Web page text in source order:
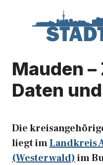
Mauden
Daten
Die
liegt imLandkreis
(Westerwald) im